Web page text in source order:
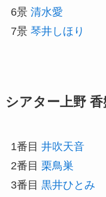
6景 清水愛
7景 琴井しほり
シアター上野 香
1番目 井吹天音
2番目 栗鳥巣
3番目 黒井ひとみ